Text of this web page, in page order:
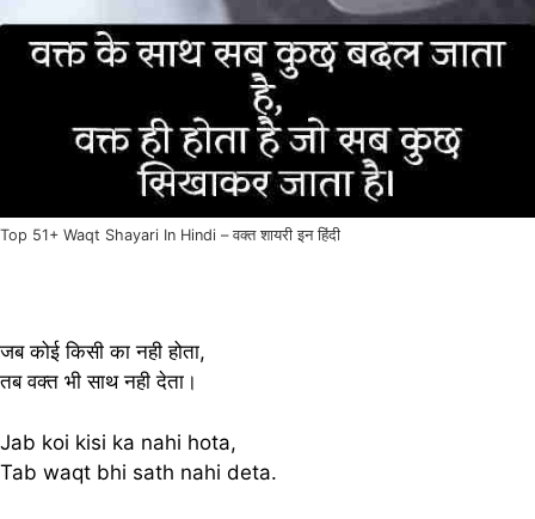
Top 51+ Waqt Shayari In Hindi – वक्त शायरी इन हिंदी
जब कोई किसी का नही होता,
तब वक्त भी साथ नही देता।
Jab koi kisi ka nahi hota,
Tab waqt bhi sath nahi deta.